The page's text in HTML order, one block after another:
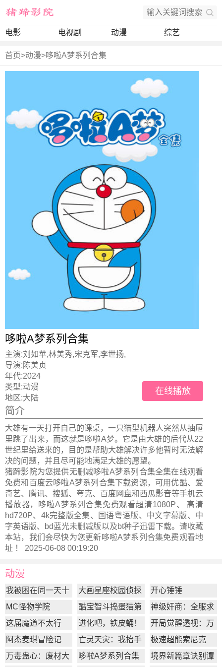
电影 电视剧 动漫 综艺
首页>动漫>哆啦A梦系列合集
哆啦A梦系列合集
主演:刘如苹,林美秀,宋克军,李世扬,
导演: 陈美贞
年代:2024
类型:动漫
地区:大陆
在线播放
简介
大雄有一天打开自己的课桌，一只猫型机器人突然从抽屉
里跳了出来，而这就是哆啦A梦。它是由大雄的后代从22
世纪里给送来的，目的是帮助大雄解决许多他暂时无法解
决的问题，并且尽可能地满足大雄的愿望。
猪蹄影院为您提供无删减哆啦A梦系列合集全集在线观看
免费和百度云哆啦A梦系列合集下载资源，可用优酷、爱
奇艺、腾讯、搜狐、夸克、百度网盘和西瓜影音等手机云
播放器，哆啦A梦系列合集免费观看超清1080P、 高清
hd720P、4k完整版全集、国语粤语版、中文字幕版、中
字英语版、bd蓝光未删减版以及bt种子迅雷下载。请收藏
本站，我们会尽快为您更新哆啦A梦系列合集免费观看地
址 ！ 2025-06-08 00:19:20
动漫
我被困在同一天十
万年
大画星座校园侦探
第2季
开心锤锤
MC怪物学院
酷宝智斗捣蛋猫第
1季
神级奸商：全服求
我别薅了
这届魔道不太行 进化吧，铁皮蛹！
开局觉醒透视：万
物皆透,我即无敌
阿杰麦琪冒险记
亡灵天灾：我抬手
百万骨海
极速超能索尼克
万毒蛊心：废材大
哆啦A梦系列合集
境界新篇章诀别谭